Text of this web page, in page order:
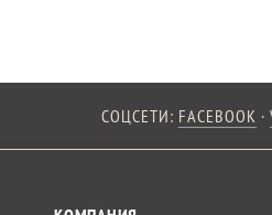
СОЦСЕТИ: FACEBOOK ·